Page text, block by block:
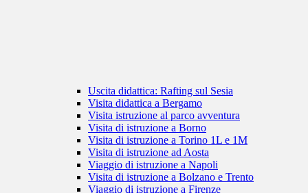
Uscita didattica: Rafting sul Sesia
Visita didattica a Bergamo
Visita istruzione al parco avventura
Visita di istruzione a Borno
Visita di istruzione a Torino 1L e 1M
Visita di istruzione ad Aosta
Viaggio di istruzione a Napoli
Visita di istruzione a Bolzano e Trento
Viaggio di istruzione a Firenze